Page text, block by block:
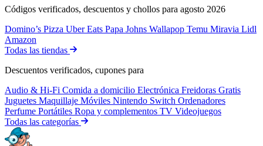
Códigos verificados, descuentos y chollos para agosto 2026
Domino’s Pizza Uber Eats Papa Johns Wallapop Temu Miravia Lidl
Amazon
Todas las tiendas
Descuentos verificados, cupones para
Audio & Hi-Fi Comida a domicilio Electrónica Freidoras Gratis
Juguetes Maquillaje Móviles Nintendo Switch Ordenadores
Perfume Portátiles Ropa y complementos TV Videojuegos
Todas las categorías